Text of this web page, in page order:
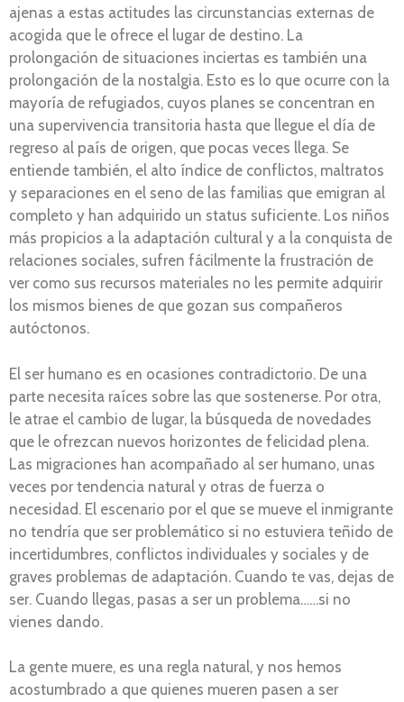
ajenas a estas actitudes las circunstancias externas de
acogida que le ofrece el lugar de destino. La
prolongación de situaciones inciertas es también una
prolongación de la nostalgia. Esto es lo que ocurre con la
mayoría de refugiados, cuyos planes se concentran en
una supervivencia transitoria hasta que llegue el día de
regreso al país de origen, que pocas veces llega. Se
entiende también, el alto índice de conflictos, maltratos
y separaciones en el seno de las familias que emigran al
completo y han adquirido un status suficiente. Los niños
más propicios a la adaptación cultural y a la conquista de
relaciones sociales, sufren fácilmente la frustración de
ver como sus recursos materiales no les permite adquirir
los mismos bienes de que gozan sus compañeros
autóctonos.
El ser humano es en ocasiones contradictorio. De una
parte necesita raíces sobre las que sostenerse. Por otra,
le atrae el cambio de lugar, la búsqueda de novedades
que le ofrezcan nuevos horizontes de felicidad plena.
Las migraciones han acompañado al ser humano, unas
veces por tendencia natural y otras de fuerza o
necesidad. El escenario por el que se mueve el inmigrante
no tendría que ser problemático si no estuviera teñido de
incertidumbres, conflictos individuales y sociales y de
graves problemas de adaptación. Cuando te vas, dejas de
ser. Cuando llegas, pasas a ser un problema……si no
vienes dando.
La gente muere, es una regla natural, y nos hemos
acostumbrado a que quienes mueren pasen a ser